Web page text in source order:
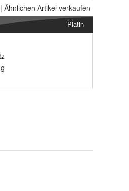
| Ähnlichen Artikel verkaufen
Platin